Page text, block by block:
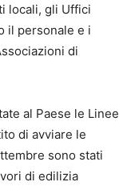
locali, gli Uffici
il personale e i
di
al Paese le Linee
di avviare le
sono stati
di edilizia